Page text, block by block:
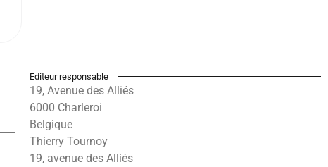
Editeur responsable
19, Avenue des Alliés
6000 Charleroi
Belgique
Thierry Tournoy
19, avenue des Alliés